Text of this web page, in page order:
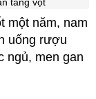
một năm, nam
uống rượu
ngủ, men gan